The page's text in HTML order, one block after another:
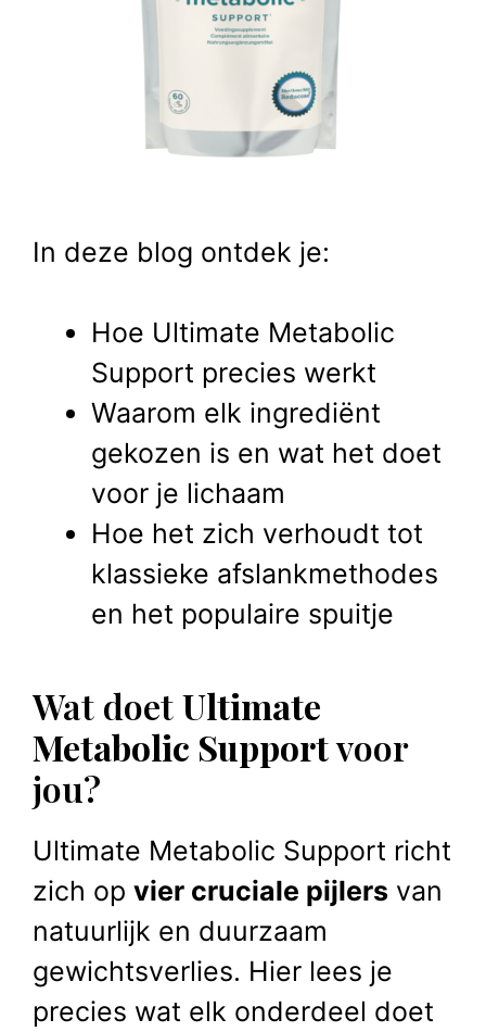
In deze blog ontdek je:
Hoe Ultimate Metabolic
Support precies werkt
Waarom elk ingrediënt
gekozen is en wat het doet
voor je lichaam
Hoe het zich verhoudt tot
klassieke afslankmethodes
en het populaire spuitje
Wat doetUltimate
Metabolic Supportvoor
jou?
Ultimate Metabolic Support richt
zich op vier cruciale pijlers van
natuurlijk en duurzaam
gewichtsverlies. Hier lees je
precies wat elk onderdeel doet